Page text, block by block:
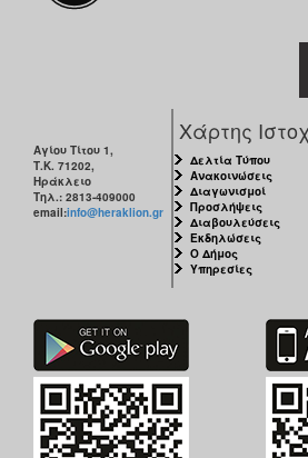
Αγίου Τίτου 1,
Τ.Κ. 71202,
Ηράκλειο
Τηλ.: 2813-409000
email:info@heraklion.gr
Χάρτης
Δελτία Τύπου
Ανακοινώσεις
Διαγωνισμοί
Προσλήψεις
Διαβουλεύσεις
Εκδηλώσεις
Ο Δήμος
Υπηρεσίες